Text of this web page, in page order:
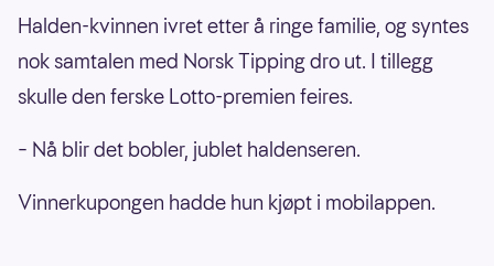
Halden-kvinnen ivret etter å ringe familie, og syntes
nok samtalen med Norsk Tipping dro ut. I tillegg
skulle den ferske Lotto-premien feires.
– Nå blir det bobler, jublet haldenseren.
Vinnerkupongen hadde hun kjøpt i mobilappen.